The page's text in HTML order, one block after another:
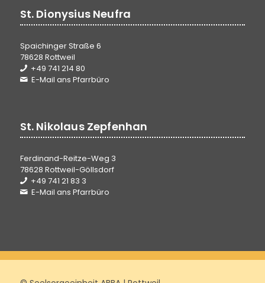
St. Dionysius Neufra
Spaichinger Straße 6
78628 Rottweil
+49 741 214 80
E-Mail ans Pfarrbüro
St. Nikolaus Zepfenhan
Ferdinand-Reitze-Weg 3
78628 Rottweil-Göllsdorf
+49 741 21 83 3
E-Mail ans Pfarrbüro